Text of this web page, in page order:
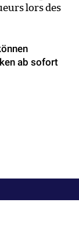
lors des
ab sofort